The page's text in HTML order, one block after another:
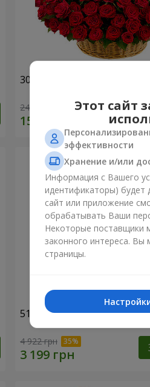
301 красная роза
24 306 грн
51 розовая роза
4 922 грн
Этот сайт
эффективности
Хранение и/или
Информация с Вашего
идентификаторы) будет
сайт или приложение
обрабатывать Ваши
Некоторые поставщики
законного интереса.
страницы.